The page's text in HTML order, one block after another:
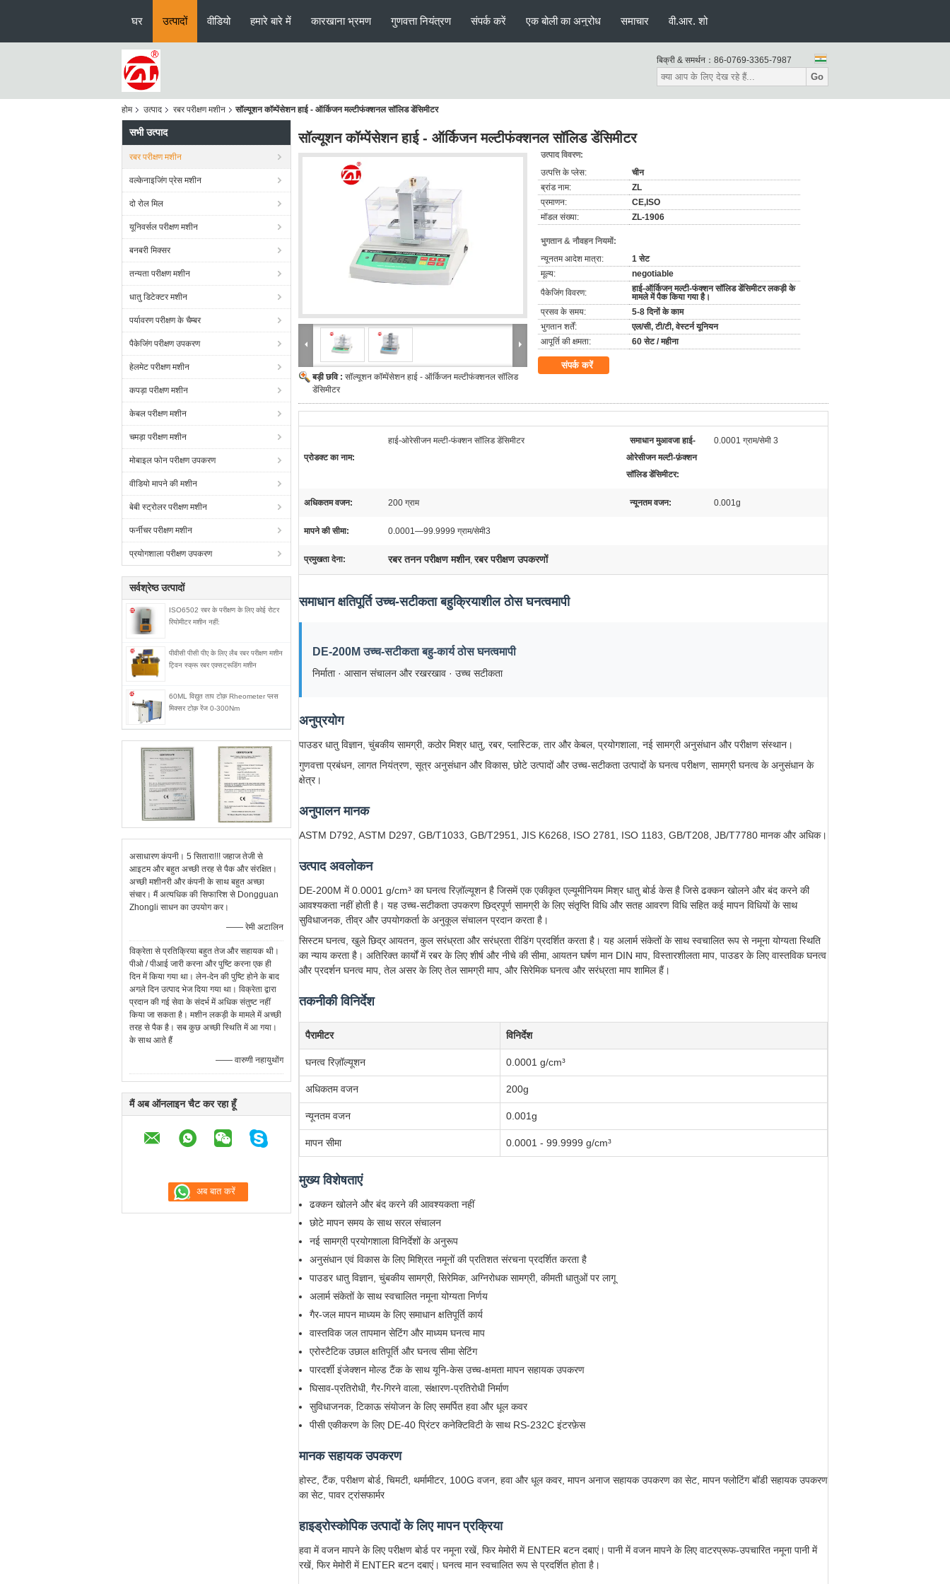
घर उत्पादों वीडियो हमारे बारे में कारखाना भ्रमण गुणवत्ता नियंत्रण संपर्क करें एक बोली का अनुरोध समाचार वी.आर. शो
बिक्री & समर्थन： 86-0769-3365-7987
Go
होम उत्पाद रबर परीक्षण मशीन सॉल्यूशन कॉम्पेंसेशन हाई - ऑर्किजन मल्टीफंक्शनल सॉलिड डेंसिमीटर
सभी उत्पाद
रबर परीक्षण मशीन
वल्केनाइजिंग प्रेस मशीन
दो रोल मिल
यूनिवर्सल परीक्षण मशीन
बनबरी मिक्सर
तन्यता परीक्षण मशीन
धातु डिटेक्टर मशीन
पर्यावरण परीक्षण के चैम्बर
पैकेजिंग परीक्षण उपकरण
हेलमेट परीक्षण मशीन
कपड़ा परीक्षण मशीन
केबल परीक्षण मशीन
चमड़ा परीक्षण मशीन
मोबाइल फोन परीक्षण उपकरण
वीडियो मापने की मशीन
बेबी स्ट्रोलर परीक्षण मशीन
फर्नीचर परीक्षण मशीन
प्रयोगशाला परीक्षण उपकरण
सर्वश्रेष्ठ उत्पादों
ISO6502 रबर के परीक्षण के लिए कोई रोटर
रियोमीटर मशीन नहीं:
पीवीसी पीसी पीए के लिए लैब रबर परीक्षण मशीन
ट्विन स्क्रू रबर एक्सट्रूडिंग मशीन
60ML विद्युत ताप टोक़ Rheometer प्लस
मिक्सर टोक़ रेंज 0-300Nm
असाधारण कंपनी। 5 सितारा!!! जहाज तेजी से
आइटम और बहुत अच्छी तरह से पैक और संरक्षित।
अच्छी मशीनरी और कंपनी के साथ बहुत अच्छा
संचार। मैं अत्यधिक की सिफारिश से Dongguan
Zhongli साधन का उपयोग कर।
—— रेमी अटालिन
विक्रेता से प्रतिक्रिया बहुत तेज और सहायक थी।
पीओ / पीआई जारी करना और पुष्टि करना एक ही
दिन में किया गया था। लेन-देन की पुष्टि होने के बाद
अगले दिन उत्पाद भेज दिया गया था। विक्रेता द्वारा
प्रदान की गई सेवा के संदर्भ में अधिक संतुष्ट नहीं
किया जा सकता है। मशीन लकड़ी के मामले में अच्छी
तरह से पैक है। सब कुछ अच्छी स्थिति में आ गया।
के साथ आते हैं
—— वारुणी नहायुथोंग
मैं अब ऑनलाइन चैट कर रहा हूँ
सॉल्यूशन कॉम्पेंसेशन हाई - ऑर्किजन मल्टीफंक्शनल सॉलिड डेंसिमीटर
बड़ी छवि : सॉल्यूशन कॉम्पेंसेशन हाई - ऑर्किजन मल्टीफंक्शनल सॉलिड
डेंसिमीटर
उत्पाद विवरण:
उत्पत्ति के प्लेस:
चीन
ब्रांड नाम:
ZL
प्रमाणन:
CE,ISO
मॉडल संख्या:
ZL-1906
भुगतान & नौवहन नियमों:
न्यूनतम आदेश मात्रा:
1 सेट
मूल्य:
negotiable
पैकेजिंग विवरण:
हाई-ऑर्किजन मल्टी-फंक्शन सॉलिड डेंसिमीटर लकड़ी के
मामले में पैक किया गया है।
प्रसव के समय:
5-8 दिनों के काम
भुगतान शर्तें:
एल/सी, टी/टी, वेस्टर्न यूनियन
आपूर्ति की क्षमता:
60 सेट / महीना
संपर्क करें
प्रोडक्ट का नाम:
हाई-ओरेसीजन मल्टी-फंक्शन सॉलिड डेंसिमीटर
समाधान मुआवजा हाई-
ओरेसीजन मल्टी-फ़ंक्शन
सॉलिड डेंसिमीटर:
0.0001 ग्राम/सेमी 3
अधिकतम वजन: 200 ग्राम न्यूनतम वजन: 0.001g
मापने की सीमा: 0.0001—99.9999 ग्राम/सेमी3
प्रमुखता देना: रबर तनन परीक्षण मशीन,रबर परीक्षण उपकरणों
समाधान क्षतिपूर्ति उच्च-सटीकता बहुक्रियाशील ठोस घनत्वमापी
DE-200M उच्च-सटीकता बहु-कार्य ठोस घनत्वमापी
निर्माता · आसान संचालन और रखरखाव · उच्च सटीकता
अनुप्रयोग
पाउडर धातु विज्ञान, चुंबकीय सामग्री, कठोर मिश्र धातु, रबर, प्लास्टिक, तार और केबल, प्रयोगशाला, नई सामग्री अनुसंधान और परीक्षण संस्थान।
गुणवत्ता प्रबंधन, लागत नियंत्रण, सूत्र अनुसंधान और विकास, छोटे उत्पादों और उच्च-सटीकता उत्पादों के घनत्व परीक्षण, सामग्री घनत्व के अनुसंधान के
क्षेत्र।
अनुपालन मानक
ASTM D792, ASTM D297, GB/T1033, GB/T2951, JIS K6268, ISO 2781, ISO 1183, GB/T208, JB/T7780 मानक और अधिक।
उत्पाद अवलोकन
DE-200M में 0.0001 g/cm³ का घनत्व रिज़ॉल्यूशन है जिसमें एक एकीकृत एल्यूमीनियम मिश्र धातु बोर्ड केस है जिसे ढक्कन खोलने और बंद करने की
आवश्यकता नहीं होती है। यह उच्च-सटीकता उपकरण छिद्रपूर्ण सामग्री के लिए संतृप्ति विधि और सतह आवरण विधि सहित कई मापन विधियों के साथ
सुविधाजनक, तीव्र और उपयोगकर्ता के अनुकूल संचालन प्रदान करता है।
सिस्टम घनत्व, खुले छिद्र आयतन, कुल सरंध्रता और सरंध्रता रीडिंग प्रदर्शित करता है। यह अलार्म संकेतों के साथ स्वचालित रूप से नमूना योग्यता स्थिति
का न्याय करता है। अतिरिक्त कार्यों में रबर के लिए शीर्ष और नीचे की सीमा, आयतन घर्षण मान DIN माप, विस्तारशीलता माप, पाउडर के लिए वास्तविक घनत्व
और प्रदर्शन घनत्व माप, तेल असर के लिए तेल सामग्री माप, और सिरेमिक घनत्व और सरंध्रता माप शामिल हैं।
तकनीकी विनिर्देश
पैरामीटर विनिर्देश
घनत्व रिज़ॉल्यूशन 0.0001 g/cm³
अधिकतम वजन 200g
न्यूनतम वजन 0.001g
मापन सीमा 0.0001 - 99.9999 g/cm³
मुख्य विशेषताएं
ढक्कन खोलने और बंद करने की आवश्यकता नहीं
छोटे मापन समय के साथ सरल संचालन
नई सामग्री प्रयोगशाला विनिर्देशों के अनुरूप
अनुसंधान एवं विकास के लिए मिश्रित नमूनों की प्रतिशत संरचना प्रदर्शित करता है
पाउडर धातु विज्ञान, चुंबकीय सामग्री, सिरेमिक, अग्निरोधक सामग्री, कीमती धातुओं पर लागू
अलार्म संकेतों के साथ स्वचालित नमूना योग्यता निर्णय
गैर-जल मापन माध्यम के लिए समाधान क्षतिपूर्ति कार्य
वास्तविक जल तापमान सेटिंग और माध्यम घनत्व माप
एरोस्टैटिक उछाल क्षतिपूर्ति और घनत्व सीमा सेटिंग
पारदर्शी इंजेक्शन मोल्ड टैंक के साथ यूनि-केस उच्च-क्षमता मापन सहायक उपकरण
घिसाव-प्रतिरोधी, गैर-गिरने वाला, संक्षारण-प्रतिरोधी निर्माण
सुविधाजनक, टिकाऊ संयोजन के लिए समर्पित हवा और धूल कवर
पीसी एकीकरण के लिए DE-40 प्रिंटर कनेक्टिविटी के साथ RS-232C इंटरफ़ेस
मानक सहायक उपकरण
होस्ट, टैंक, परीक्षण बोर्ड, चिमटी, थर्मामीटर, 100G वजन, हवा और धूल कवर, मापन अनाज सहायक उपकरण का सेट, मापन फ्लोटिंग बॉडी सहायक उपकरण
का सेट, पावर ट्रांसफार्मर
हाइड्रोस्कोपिक उत्पादों के लिए मापन प्रक्रिया
हवा में वजन मापने के लिए परीक्षण बोर्ड पर नमूना रखें, फिर मेमोरी में ENTER बटन दबाएं। पानी में वजन मापने के लिए वाटरप्रूफ-उपचारित नमूना पानी में
रखें, फिर मेमोरी में ENTER बटन दबाएं। घनत्व मान स्वचालित रूप से प्रदर्शित होता है।